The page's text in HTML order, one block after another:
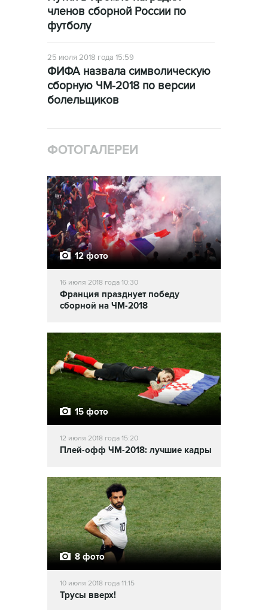
членов сборной России по
футболу
25 июля 2018 года 15:59
ФИФА назвала символическую
сборную ЧМ-2018 по версии
болельщиков
ФОТОГАЛЕРЕИ
12 фото
16 июля 2018 года 10:30
Франция празднует победу
сборной на ЧМ-2018
15 фото
12 июля 2018 года 15:20
Плей-офф ЧМ-2018: лучшие кадры
8 фото
10 июля 2018 года 11:15
Трусы вверх!